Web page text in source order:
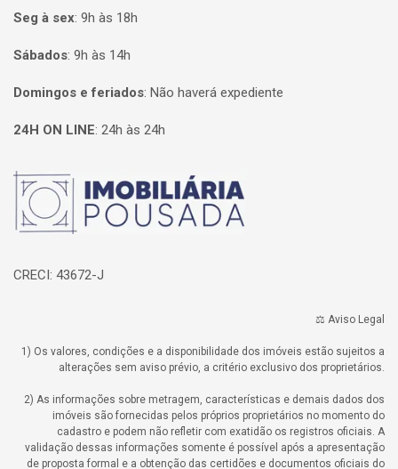
Seg à sex: 9h às 18h
Sábados: 9h às 14h
Domingos e feriados: Não haverá expediente
24H ON LINE: 24h às 24h
Página inicial
CRECI: 43672-J
⚖️ Aviso Legal
1) Os valores, condições e a disponibilidade dos imóveis estão sujeitos a
alterações sem aviso prévio, a critério exclusivo dos proprietários.
2) As informações sobre metragem, características e demais dados dos
imóveis são fornecidas pelos próprios proprietários no momento do
cadastro e podem não refletir com exatidão os registros oficiais. A
validação dessas informações somente é possível após a apresentação
de proposta formal e a obtenção das certidões e documentos oficiais do